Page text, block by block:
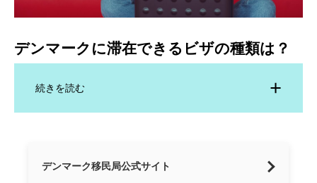
デンマークに滞在できるビザの種類は？
続きを読む
デンマーク移民局公式サイト